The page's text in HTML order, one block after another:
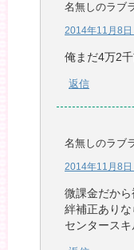
名無しのラブ
2014年11月8日
俺まだ4万2
返信
名無しのラブ
2014年11月8日
微課金だから
絆補正ありな
センタース